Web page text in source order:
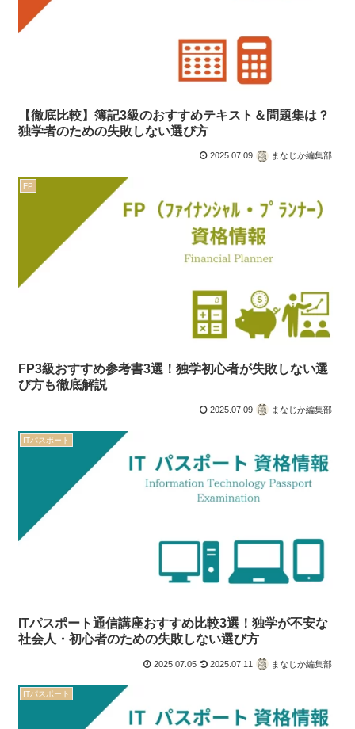
【徹底比較】簿記3級のおすすめテキスト＆問題集は？
独学者のための失敗しない選び方
2025.07.09 まなじか編集部
FP
FP3級おすすめ参考書3選！独学初心者が失敗しない選
び方も徹底解説
2025.07.09 まなじか編集部
ITパスポート
ITパスポート通信講座おすすめ比較3選！独学が不安な
社会人・初心者のための失敗しない選び方
2025.07.05 2025.07.11 まなじか編集部
ITパスポート